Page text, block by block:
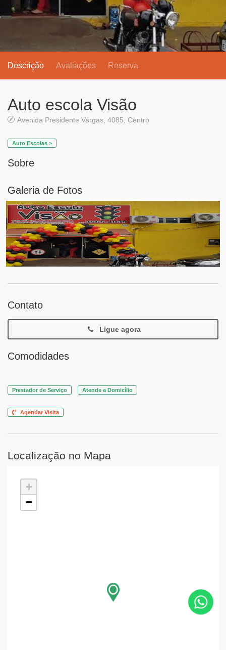
Descrição Avaliações Reserva
Auto escola Visão
Avenida Presidente Vargas, 4085, Centro
Auto Escolas >
Sobre
Galeria de Fotos
Contato
Ligue agora
Comodidades
Prestador de Serviço Atende a Domicílio
Agendar Visita
Localização no Mapa
+
−